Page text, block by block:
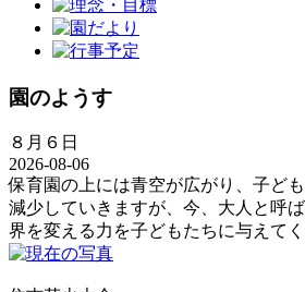
園のようす
８月６日
2026-08-06
保育園の上には青空が広がり、子ど
減少していきますが、今、大人と呼
界を変える力を子どもたちに与えて